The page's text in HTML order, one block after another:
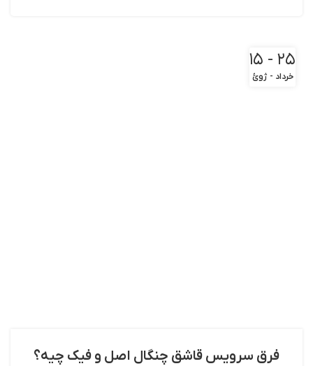
۲۵ - ۱۵
خرداد - ژوئ
فرق سرویس قاشق چنگال اصل و فیک چیه؟